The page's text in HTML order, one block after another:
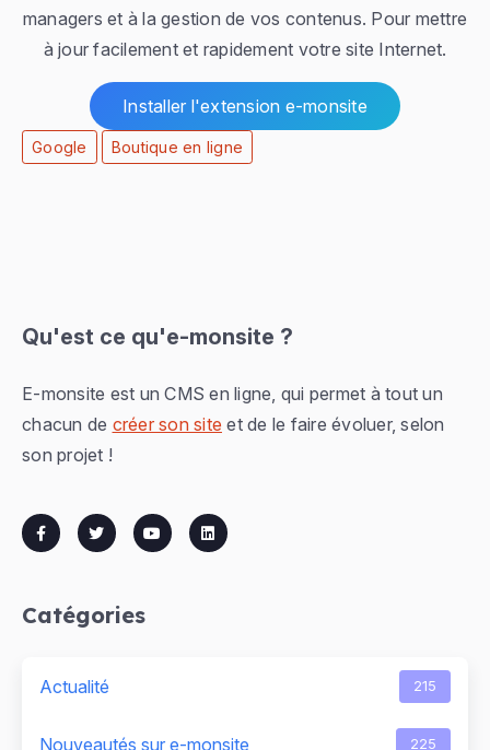
managers et à la gestion de vos contenus. Pour mettre
à jour facilement et rapidement votre site Internet.
Installer l'extension e-monsite
Google Boutique en ligne
Qu'est ce qu'e-monsite ?
E-monsite est un CMS en ligne, qui permet à tout un
chacun de créer son site et de le faire évoluer, selon
son projet !
Catégories
Actualité 215
Nouveautés sur e-monsite 225